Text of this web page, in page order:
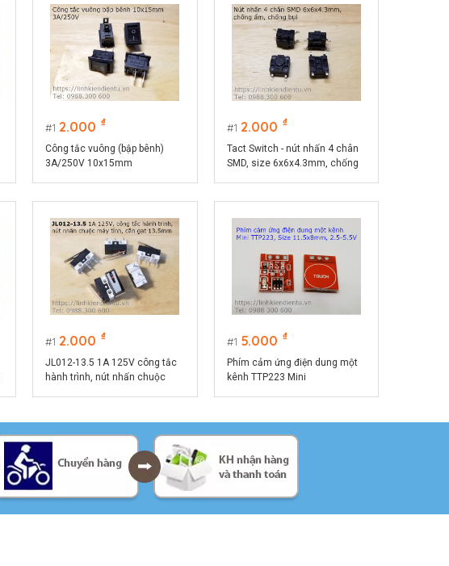
1 2.000 ₫
Công tắc vuông (bập bênh)
3A/250V 10x15mm
1 2.000 ₫
Tact Switch - nút nhấn 4 chân
SMD, size 6x6x4.3mm, chống
1 2.000 ₫
JL012-13.5 1A 125V công tắc
hành trình, nút nhấn chuộc
1 5.000 ₫
Phím cảm ứng điện dung một
kênh TTP223 Mini